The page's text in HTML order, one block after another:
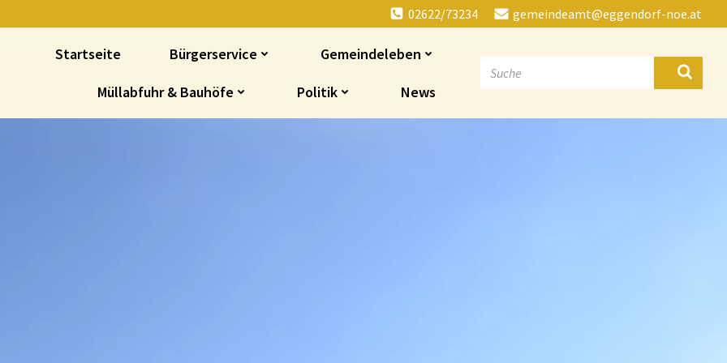
02622/73234 gemeindeamt@eggendorf-noe.at
Startseite Bürgerservice Gemeindeleben
Müllabfuhr & Bauhöfe Politik News